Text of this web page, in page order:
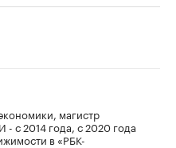
магистр
с 2014 года, с 2020 года
в «РБК-